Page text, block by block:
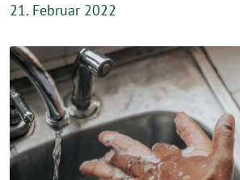
21. Februar 2022